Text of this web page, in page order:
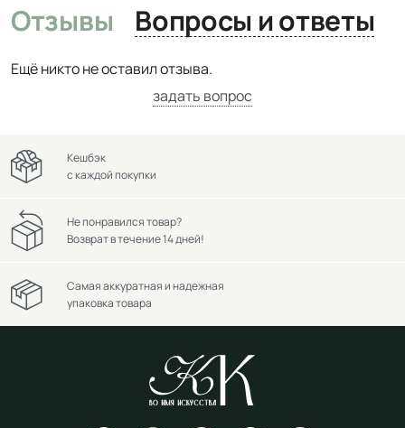
Отзывы Вопросы и ответы
Ещё никто не оставил отзыва.
задать вопрос
Кешбэк
с каждой покупки
Не понравился товар?
Возврат в течение 14 дней!
Самая аккуратная и надежная
упаковка товара